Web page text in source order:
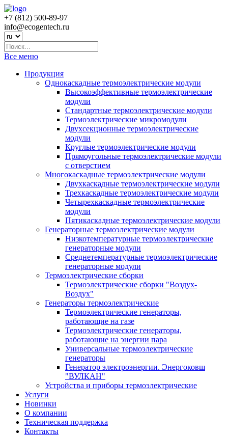
+7 (812) 500-89-97
info@ecogеntech.ru
Все меню
Продукция
Однокаскадные термоэлектрические модули
Высокоэффективные термоэлектрические
модули
Стандартные термоэлектрические модули
Термоэлектрические микромодули
Двухсекционные термоэлектрические
модули
Круглые термоэлектрические модули
Прямоугольные термоэлектрические модули
с отверстием
Многокаскадные термоэлектрические модули
Двухкаскадные термоэлектрические модули
Трехкаскадные термоэлектрические модули
Четырехкаскадные термоэлектрические
модули
Пятикаскадные термоэлектрические модули
Генераторные термоэлектрические модули
Низкотемпературные термоэлектрические
генераторные модули
Среднетемпературные термоэлектрические
генераторные модули
Термоэлектрические сборки
Термоэлектрические сборки "Воздух-
Воздух"
Генераторы термоэлектрические
Термоэлектрические генераторы,
работающие на газе
Термоэлектрические генераторы,
работающие на энергии пара
Универсальные термоэлектрические
генераторы
Генератор электроэнергии. Энергоковш
"ВУЛКАН"
Устройства и приборы термоэлектрические
Услуги
Новинки
О компании
Техническая поддержка
Контакты